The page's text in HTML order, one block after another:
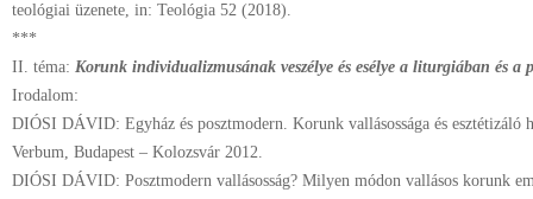
teológiai üzenete, in: Teológia 52 (2018).
***
II. téma: Korunk individualizmusának veszélye és esélye a liturgiában és a
Irodalom:
DIÓSI DÁVID: Egyház és posztmodern. Korunk vallásossága és esztétizáló
Verbum, Budapest – Kolozsvár 2012.
DIÓSI DÁVID: Posztmodern vallásosság? Milyen módon vallásos korunk